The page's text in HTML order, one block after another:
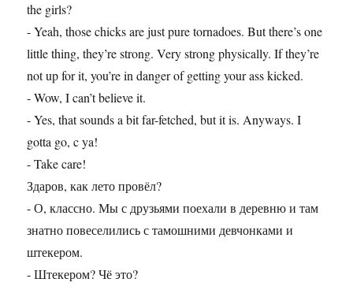
the girls?
- Yeah, those chicks are just pure tornadoes. But there’s one
little thing, they’re strong. Very strong physically. If they’re
not up for it, you’re in danger of getting your ass kicked.
- Wow, I can’t believe it.
- Yes, that sounds a bit far-fetched, but it is. Anyways. I
gotta go, c ya!
- Take care!
Здаров, как лето провёл?
- О, классно. Мы с друзьями поехали в деревню и там
знатно повеселились с тамошними девчонками и
штекером.
- Штекером? Чё это?